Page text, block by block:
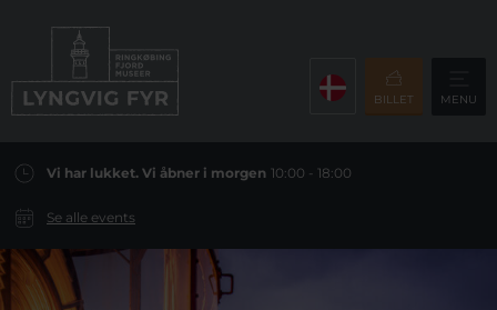
BILLET MENU
Vi har lukket. Vi åbner i morgen 10:00 - 18:00
Se alle events